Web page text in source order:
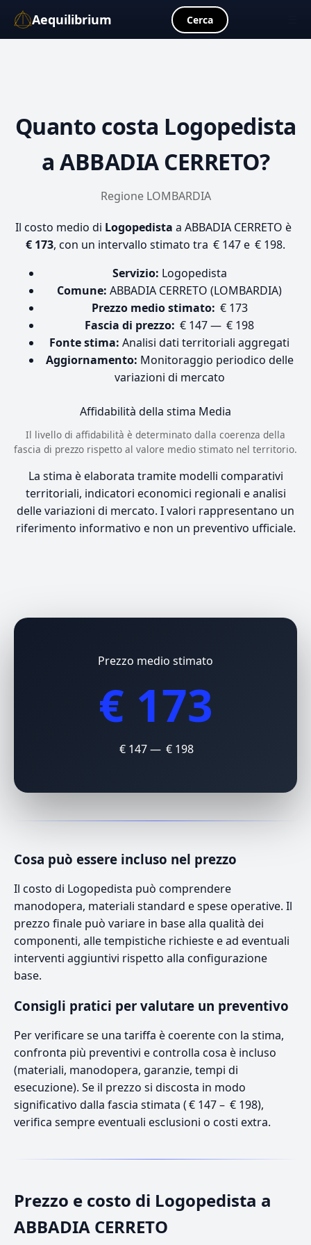
Aequilibrium Cerca
Quanto costa Logopedista
a ABBADIA CERRETO?
Regione LOMBARDIA
Il costo medio di Logopedista a ABBADIA CERRETO è
€ 173, con un intervallo stimato tra € 147 e € 198.
Servizio: Logopedista
Comune: ABBADIA CERRETO (LOMBARDIA)
Prezzo medio stimato: € 173
Fascia di prezzo: € 147 — € 198
Fonte stima: Analisi dati territoriali aggregati
Aggiornamento: Monitoraggio periodico delle
variazioni di mercato
Affidabilità della stima Media
Il livello di affidabilità è determinato dalla coerenza della
fascia di prezzo rispetto al valore medio stimato nel territorio.
La stima è elaborata tramite modelli comparativi
territoriali, indicatori economici regionali e analisi
delle variazioni di mercato. I valori rappresentano un
riferimento informativo e non un preventivo ufficiale.
Prezzo medio stimato
€ 173
€ 147 — € 198
Cosa può essere incluso nel prezzo
Il costo di Logopedista può comprendere
manodopera, materiali standard e spese operative. Il
prezzo finale può variare in base alla qualità dei
componenti, alle tempistiche richieste e ad eventuali
interventi aggiuntivi rispetto alla configurazione
base.
Consigli pratici per valutare un preventivo
Per verificare se una tariffa è coerente con la stima,
confronta più preventivi e controlla cosa è incluso
(materiali, manodopera, garanzie, tempi di
esecuzione). Se il prezzo si discosta in modo
significativo dalla fascia stimata ( € 147 – € 198),
verifica sempre eventuali esclusioni o costi extra.
Prezzo e costo di Logopedista a
ABBADIA CERRETO